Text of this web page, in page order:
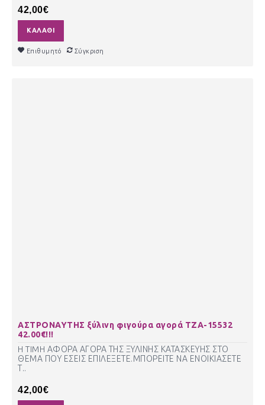
42,00€
ΚΑΛΆΘΙ
Επιθυμητό Σύγκριση
ΑΣΤΡΟΝΑΥΤΗΣ ξύλινη φιγούρα αγορά ΤΖΑ-15532
42.00€!!!
H TIMH ΑΦΟΡΑ ΑΓΟΡΑ ΤΗΣ ΞΥΛΙΝΗΣ ΚΑΤΑΣΚΕΥΗΣ ΣΤΟ
ΘΕΜΑ ΠΟΥ ΕΣΕΙΣ ΕΠΙΛΕΞΕΤΕ.ΜΠΟΡΕΙΤΕ ΝΑ ΕΝΟΙΚΙΑΣΕΤΕ
Τ..
42,00€